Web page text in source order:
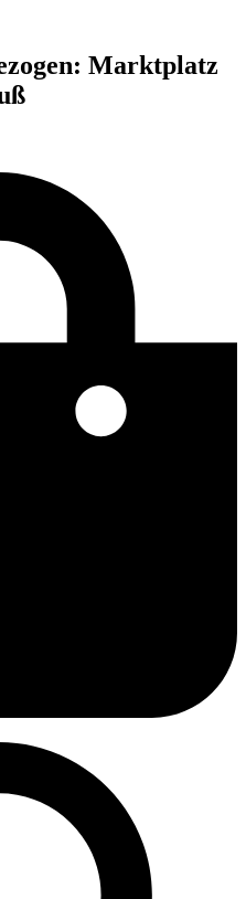
Marktplatz